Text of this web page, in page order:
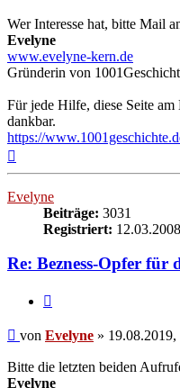
Wer Interesse hat, bitte Mail
Evelyne
www.evelyne-kern.de
Gründerin von
Für jede Hilfe, diese Seite
dankbar.
https://
Evelyne
Beiträge: 3031
Registriert:
Re: Bezness-Opfer für
Beitrag
von Evelyne » 19.08.2019,
Bitte die letzten beiden
Evelyne